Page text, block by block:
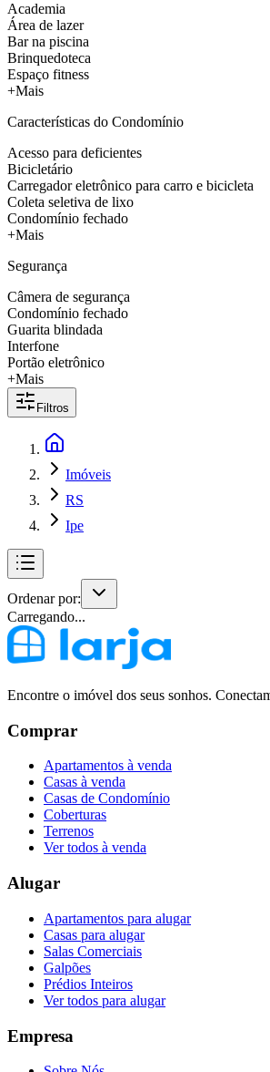
Academia
Área de lazer
Bar na piscina
Brinquedoteca
Espaço fitness
+Mais
Características do Condomínio
Acesso para deficientes
Bicicletário
Carregador eletrônico para carro e bicicleta
Coleta seletiva de lixo
Condomínio fechado
+Mais
Segurança
Câmera de segurança
Condomínio fechado
Guarita blindada
Interfone
Portão eletrônico
+Mais
Filtros
Imóveis
RS
Ipe
Ordenar por:
Carregando...
Encontre o imóvel dos seus sonhos.
Comprar
Apartamentos à venda
Casas à venda
Casas de Condomínio
Coberturas
Terrenos
Ver todos à venda
Alugar
Apartamentos para alugar
Casas para alugar
Salas Comerciais
Galpões
Prédios Inteiros
Ver todos para alugar
Empresa